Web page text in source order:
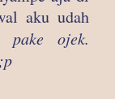
aku udah
ojek.